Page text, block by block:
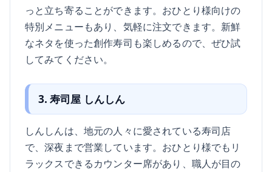
っと立ち寄ることができます。おひとり様向けの
特別メニューもあり、気軽に注文できます。新鮮
なネタを使った創作寿司も楽しめるので、ぜひ試
してみてください。
3. 寿司屋 しんしん
しんしんは、地元の人々に愛されている寿司店
で、深夜まで営業しています。おひとり様でもリ
ラックスできるカウンター席があり、職人が目の